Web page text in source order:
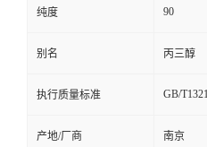
纯度 90
别名 丙三醇
执行质量标准 GB/
产地/厂商 南京